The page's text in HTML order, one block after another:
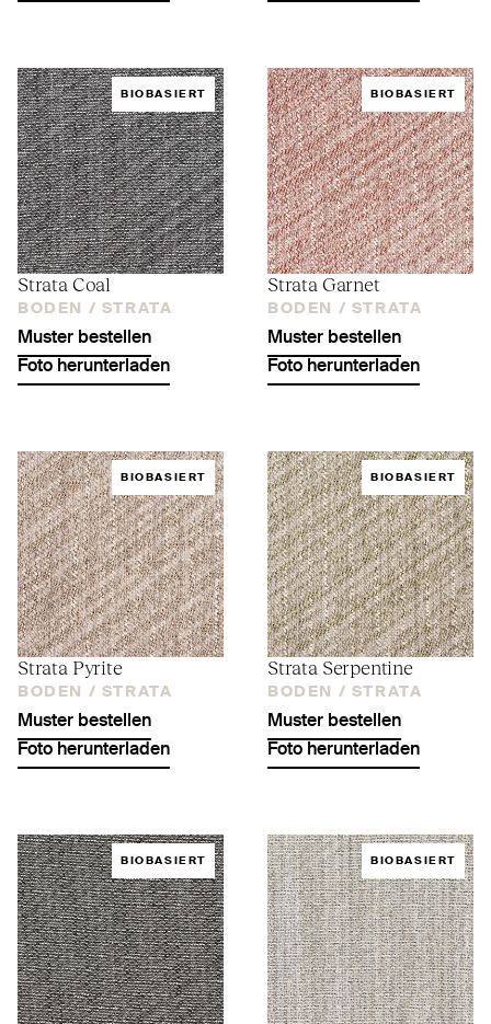
BIOBASIERT
Strata Coal
BODEN / STRATA
Muster bestellen
Foto herunterladen
BIOBASIERT
Strata Garnet
BODEN / STRATA
Muster bestellen
Foto herunterladen
BIOBASIERT
Strata Pyrite
BODEN / STRATA
Muster bestellen
Foto herunterladen
BIOBASIERT
Strata Serpentine
BODEN / STRATA
Muster bestellen
Foto herunterladen
BIOBASIERT BIOBASIERT